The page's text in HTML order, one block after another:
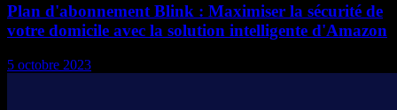
Plan d'abonnement Blink : Maximiser la sécurité de
votre domicile avec la solution intelligente d'Amazon
5 octobre 2023